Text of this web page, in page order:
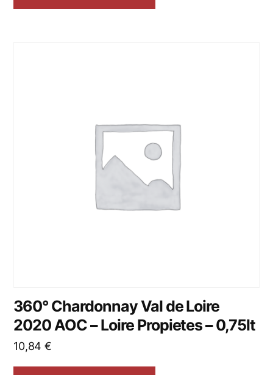
360° Chardonnay Val de Loire
2020 AOC – Loire Propietes – 0,75lt
10,84 €